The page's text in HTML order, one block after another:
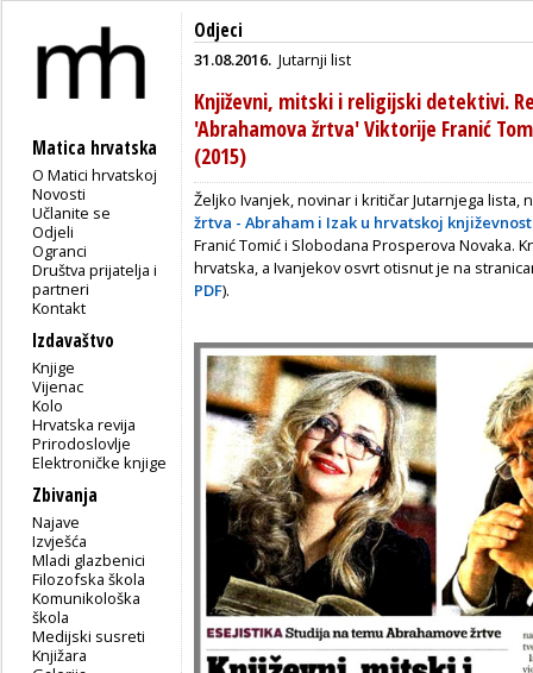
Matica hrvatska
O Matici hrvatskoj
Novosti
Učlanite se
Odjeli
Ogranci
Društva prijatelja i
partneri
Kontakt
Izdavaštvo
Knjige
Vijenac
Kolo
Hrvatska revija
Prirodoslovlje
Elektroničke knjige
Zbivanja
Najave
Izvješća
Mladi glazbenici
Filozofska škola
Komunikološka
škola
Medijski susreti
Knjižara
Odjeci
31.08.2016. Jutarnji list
Književni, mitski i religijski detektivi.
'Abrahamova žrtva' Viktorije Franić
(2015)
Željko Ivanjek, novinar i kritičar Jutarnjega lista,
žrtva - Abraham i Izak u hrvatskoj
Franić Tomić i Slobodana Prosperova Novaka.
hrvatska, a Ivanjekov osvrt otisnut je na
PDF).